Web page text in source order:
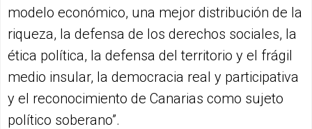
modelo económico, una mejor distribución de la
riqueza, la defensa de los derechos sociales, la
ética política, la defensa del territorio y el frágil
medio insular, la democracia real y participativa
y el reconocimiento de Canarias como sujeto
político soberano”.